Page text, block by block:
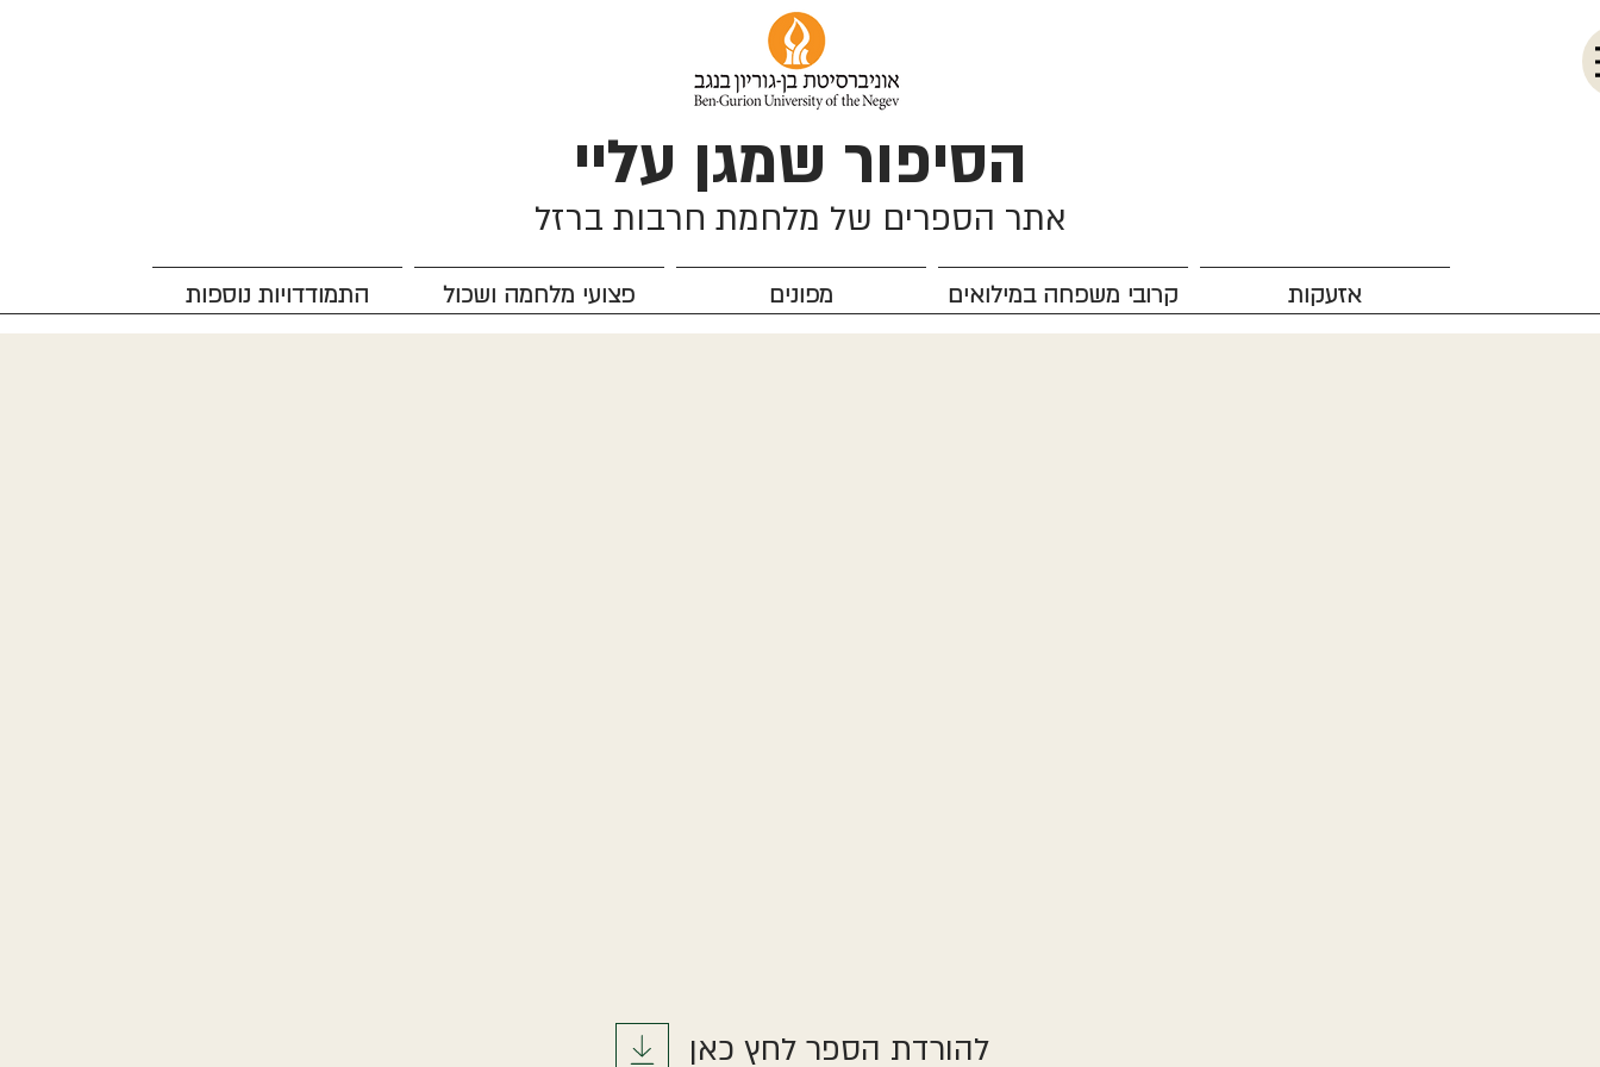
הסיפור שמגן עליי
אתר הספרים של מלחמת חרבות ברזל
התמודדויות נוספות פצועי מלחמה ושכול מפונים קרובי משפחה במילואים אזעקות
להורדת הספר לחץ כאן